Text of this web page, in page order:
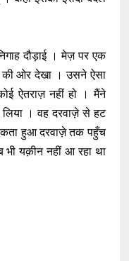
। मेज़ पर एक
की ओर देखा । उसने ऐसा
ऐतराज़ नहीं हो । मैंने
। वह दरवाज़े से हट
हुआ दरवाज़े तक पहुँच
यक़ीन नहीं आ रहा था